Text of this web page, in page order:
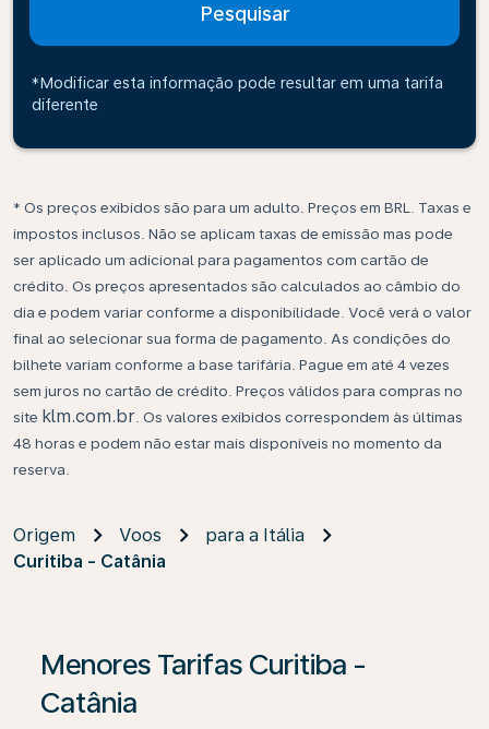
Pesquisar
*Modificar esta informação pode resultar em uma tarifa
diferente
* Os preços exibidos são para um adulto. Preços em BRL. Taxas e
impostos inclusos. Não se aplicam taxas de emissão mas pode
ser aplicado um adicional para pagamentos com cartão de
crédito. Os preços apresentados são calculados ao câmbio do
dia e podem variar conforme a disponibilidade. Você verá o valor
final ao selecionar sua forma de pagamento. As condições do
bilhete variam conforme a base tarifária. Pague em até 4 vezes
sem juros no cartão de crédito. Preços válidos para compras no
site klm.com.br . Os valores exibidos correspondem às últimas
48 horas e podem não estar mais disponíveis no momento da
reserva.
Origem Voos
para a Itália
Curitiba - Catânia
Menores Tarifas Curitiba -
Catânia
Se não forem encontrados resultados, clique em